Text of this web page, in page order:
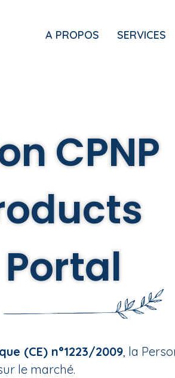
A PROPOS SERVICES
CPNP
(CE) n°1223/2009, la
le marché.